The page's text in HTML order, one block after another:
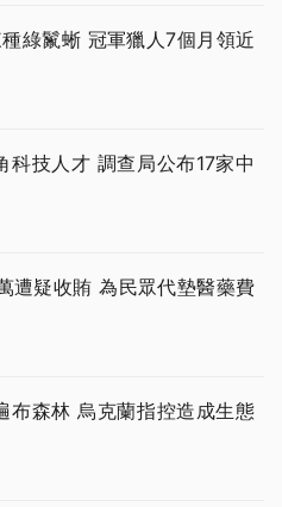
綠鬣蜥 冠軍獵人7個月領近
科技人才 調查局公布17家中
遭疑收賄 為民眾代墊醫藥費
布森林 烏克蘭指控造成生態